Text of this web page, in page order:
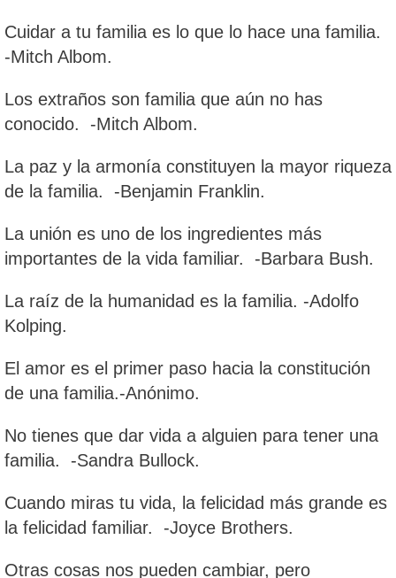
Cuidar a tu familia es lo que lo hace una familia.
-Mitch Albom.
Los extraños son familia que aún no has
conocido. -Mitch Albom.
La paz y la armonía constituyen la mayor riqueza
de la familia. -Benjamin Franklin.
La unión es uno de los ingredientes más
importantes de la vida familiar. -Barbara Bush.
La raíz de la humanidad es la familia. -Adolfo
Kolping.
El amor es el primer paso hacia la constitución
de una familia.-Anónimo.
No tienes que dar vida a alguien para tener una
familia. -Sandra Bullock.
Cuando miras tu vida, la felicidad más grande es
la felicidad familiar. -Joyce Brothers.
Otras cosas nos pueden cambiar, pero